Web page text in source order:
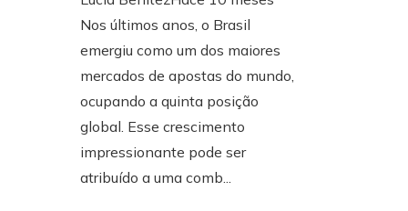
Nos últimos anos, o Brasil
emergiu como um dos maiores
mercados de apostas do mundo,
ocupando a quinta posição
global. Esse crescimento
impressionante pode ser
atribuído a uma comb...